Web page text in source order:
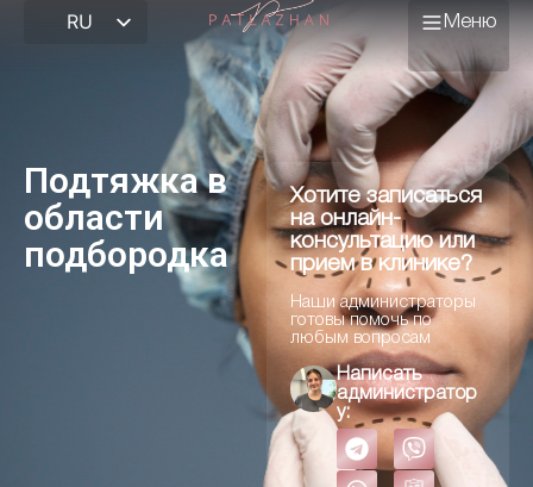
RU Меню
Школа пластической
хирургии
Подтяжка в
области
подбородка
Хотите записаться
на онлайн-
консультацию или
прием в клинике?
Наши администраторы
готовы помочь по
любым вопросам
Написать
администратор
у: